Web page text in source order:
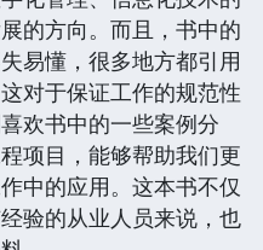
的方向。而且，书中的
易懂，很多地方都引用
对于保证工作的规范性
欢书中的一些案例分
项目，能够帮助我们更
中的应用。这本书不仅
验的从业人员来说，也